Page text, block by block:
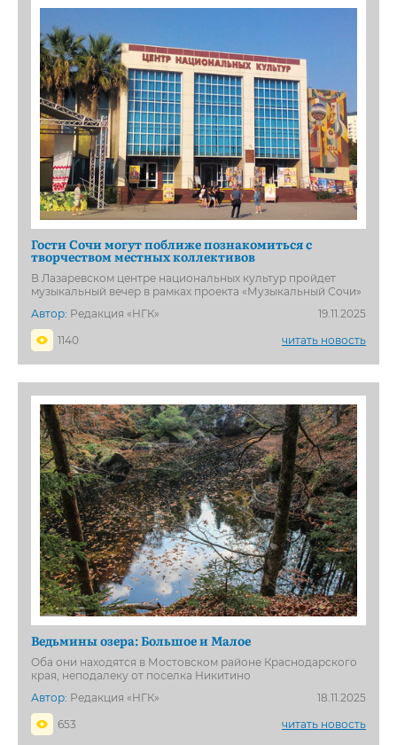
Гости Сочи могут поближе познакомиться с
творчеством местных коллективов
В Лазаревском центре национальных культур пройдет
музыкальный вечер в рамках проекта «Музыкальный Сочи»
Автор: Редакция «НГК»
19.11.2025
1140
читать новость
Ведьмины озера: Большое и Малое
Оба они находятся в Мостовском районе Краснодарского
края, неподалеку от поселка Никитино
Автор: Редакция «НГК»
18.11.2025
653
читать новость